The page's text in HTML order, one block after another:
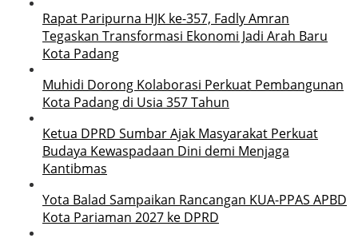
Rapat Paripurna HJK ke-357, Fadly Amran
Tegaskan Transformasi Ekonomi Jadi Arah Baru
Kota Padang
Muhidi Dorong Kolaborasi Perkuat Pembangunan
Kota Padang di Usia 357 Tahun
Ketua DPRD Sumbar Ajak Masyarakat Perkuat
Budaya Kewaspadaan Dini demi Menjaga
Kantibmas
Yota Balad Sampaikan Rancangan KUA-PPAS APBD
Kota Pariaman 2027 ke DPRD